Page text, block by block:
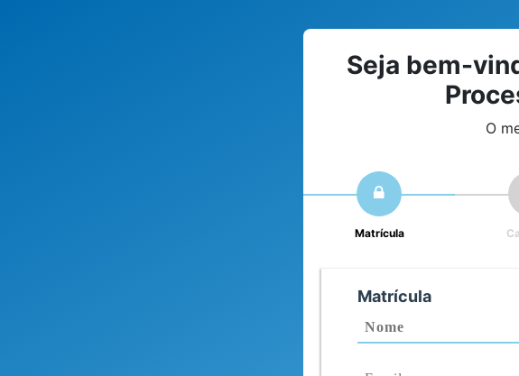
Seja bem-
O
Matrícula
Matrícula